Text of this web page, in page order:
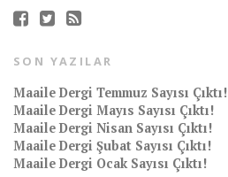
SON YAZILAR
Maaile Dergi Temmuz Sayısı Çıktı!
Maaile Dergi Mayıs Sayısı Çıktı!
Maaile Dergi Nisan Sayısı Çıktı!
Maaile Dergi Şubat Sayısı Çıktı!
Maaile Dergi Ocak Sayısı Çıktı!